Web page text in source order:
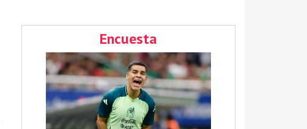
Encuesta